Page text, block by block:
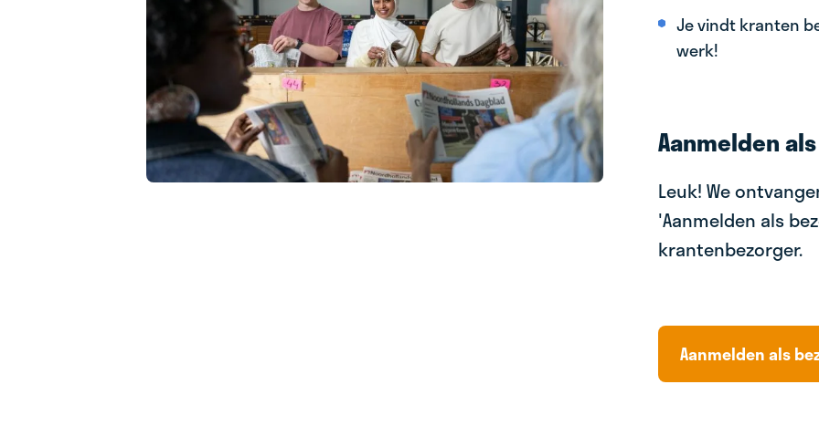
Je vindt kranten
werk!
Aanmelden
Leuk! We
'Aanmelden als
krantenbezorger.
Aanmelden als